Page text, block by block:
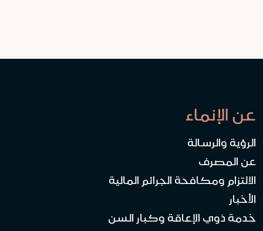
عن الإنماء
الرؤية والرسالة
عن المصرف
الالتزام ومكافحة الجرائم المالية
الأخبار
خدمة ذوي الإعاقة وكبار السن